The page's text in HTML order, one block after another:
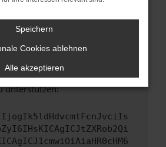
den Webseitenbetreiber.
genannten Schritte versucht
uns bitte. Wir werden
Problem zu beheben. Du kannst
schicken, um uns bei der
unterstützen:
Speichern
Cookies ablehnen
Alle akzeptieren